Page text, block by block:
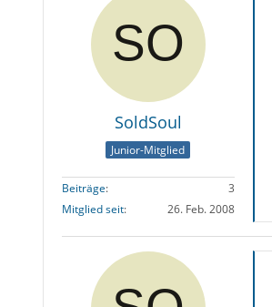
SoldSoul
Junior-Mitglied
Beiträge
3
Mitglied seit
26. Feb. 2008